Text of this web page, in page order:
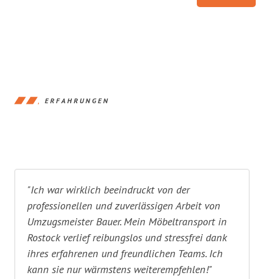
ERFAHRUNGEN
"Ich war wirklich beeindruckt von der
professionellen und zuverlässigen Arbeit von
Umzugsmeister Bauer. Mein Möbeltransport in
Rostock verlief reibungslos und stressfrei dank
ihres erfahrenen und freundlichen Teams. Ich
kann sie nur wärmstens weiterempfehlen!"